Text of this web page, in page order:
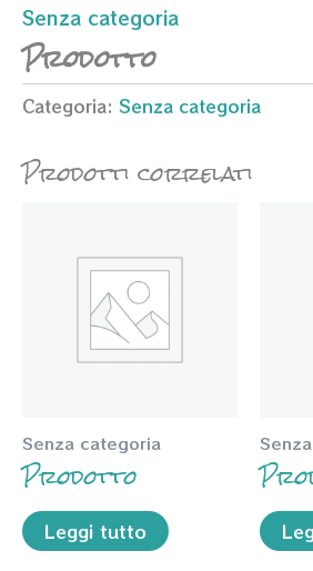
Senza categoria
Prodotto
Categoria: Senza categoria
Prodotti correlati
Senza categoria
Prodotto
Leggi tutto